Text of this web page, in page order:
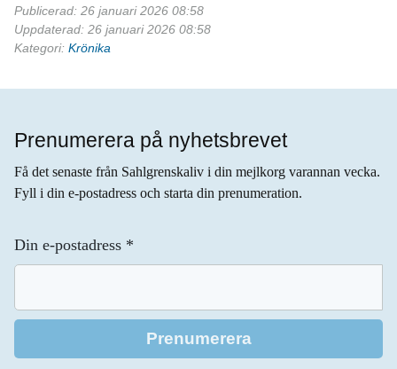
Publicerad: 26 januari 2026 08:58
Uppdaterad: 26 januari 2026 08:58
Kategori: Krönika
Prenumerera på nyhetsbrevet
Få det senaste från Sahlgrenskaliv i din mejlkorg varannan vecka.
Fyll i din e-postadress och starta din prenumeration.
Din e-postadress *